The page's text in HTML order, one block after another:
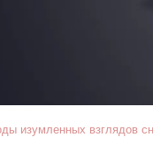
изумленных взглядов